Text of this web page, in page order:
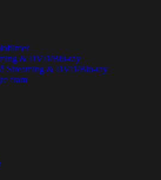
& DVD/Blu-ray
Streaming & DVD/Blu-ray
fram